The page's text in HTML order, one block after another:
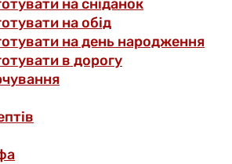
на сніданок
на обід
на день народження
в дорогу